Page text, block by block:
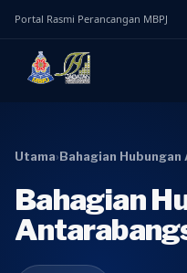
Portal Rasmi Perancangan MBPJ
Utama›Bahagian
Bahagian